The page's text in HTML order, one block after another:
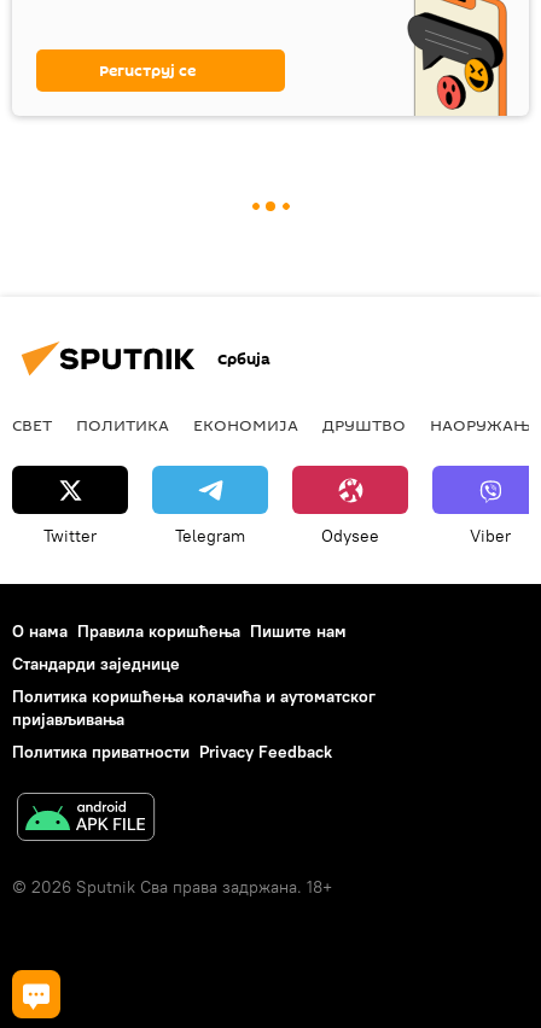
Региструј се
Србија
СВЕТ ПОЛИТИКА ЕКОНОМИЈА ДРУШТВО НАОРУЖАЊЕ
Twitter Telegram Odysee Viber
О нама Правила коришћења Пишите нам
Стандарди заједнице
Политика коришћења колачића и аутоматског
пријављивања
Политика приватности Privacy Feedback
© 2026 Sputnik Сва права задржана. 18+